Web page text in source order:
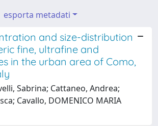
esporta metadati
and size-distribution
fine, ultrafine and
in the urban area of Como,
Sabrina; Cattaneo, Andrea;
Cavallo, DOMENICO MARIA